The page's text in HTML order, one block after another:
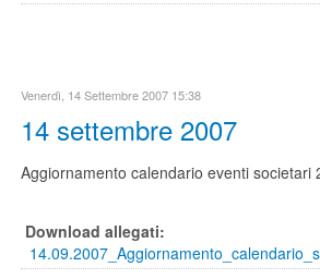
Venerdì, 14 Settembre 2007 15:38
14 settembre 2007
Aggiornamento calendario eventi societari
Download allegati: